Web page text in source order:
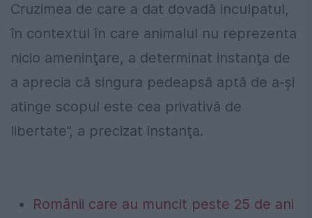
Cruzimea de care a dat dovadă inculpatul,
în contextul în care animalul nu reprezenta
nicio ameninţare, a determinat instanţa de
a aprecia că singura pedeapsă aptă de a-și
atinge scopul este cea privativă de
libertate”, a precizat instanţa.
Românii care au muncit peste 25 de ani